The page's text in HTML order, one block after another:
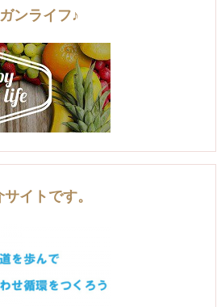
ンライフ♪
イトです。